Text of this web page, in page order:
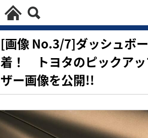
[画像 No.3/7]ダッシュボ
着！ トヨタのピックアッ
ザー画像を公開!!